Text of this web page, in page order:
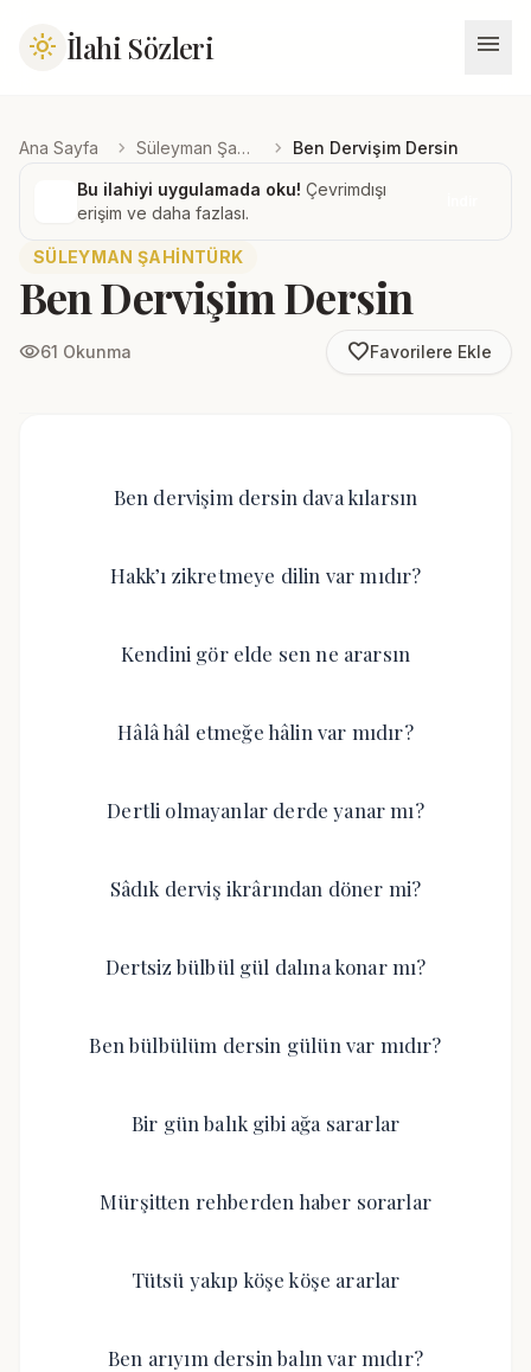
light_mode İlahi Sözleri menu
Ana Sayfa chevron_right Süleyman Şahintürk chevron_right Ben Dervişim Dersin
Bu ilahiyi uygulamada oku! Çevrimdışı
erişim ve daha fazlası.
SÜLEYMAN ŞAHINTÜRK
Ben Dervişim Dersin
visibility61 Okunma favorite_borderFavorilere Ekle
Ben dervişim dersin dava kılarsın
Hakk’ı zikretmeye dilin var mıdır?
Kendini gör elde sen ne ararsın
Hâlâ hâl etmeğe hâlin var mıdır?
Dertli olmayanlar derde yanar mı?
Sâdık derviş ikrârından döner mi?
Dertsiz bülbül gül dalına konar mı?
Ben bülbülüm dersin gülün var mıdır?
Bir gün balık gibi ağa sararlar
Mürşitten rehberden haber sorarlar
Tütsü yakıp köşe köşe ararlar
Ben arıyım dersin balın var mıdır?